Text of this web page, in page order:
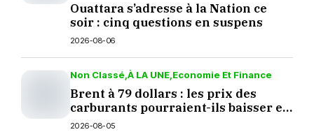
Ouattara s’adresse à la Nation ce
soir : cinq questions en suspens
2026-08-06
Non Classé À LA UNE Economie Et Finance
Brent à 79 dollars : les prix des
carburants pourraient-ils baisser en
septembre ?
2026-08-05